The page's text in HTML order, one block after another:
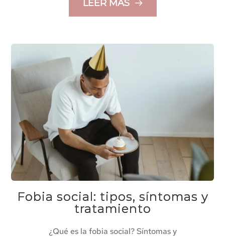
LEER MÁS
Fobia social: tipos, síntomas y
tratamiento
¿Qué es la fobia social? Síntomas y